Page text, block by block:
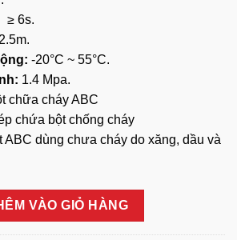
≥ 6s.
2.5m.
-20°C ~ 55°C.
1.4 Mpa.
chữa cháy ABC
chứa bột chống cháy
ABC dùng chưa cháy do xăng, dầu và
ABC 2kg JONGJIN số lượng
VÀO GIỎ HÀNG